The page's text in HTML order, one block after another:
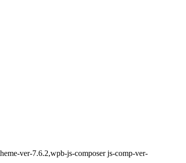
ver-7.6.2,wpb-js-composer js-comp-ver-